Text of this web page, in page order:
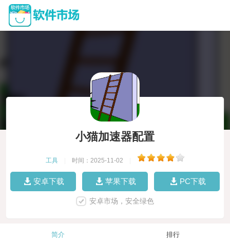
小猫加速器配置
工具 时间：2025-11-02
安卓下载 苹果下载 PC下载
安卓市场，安全绿色
简介 排行